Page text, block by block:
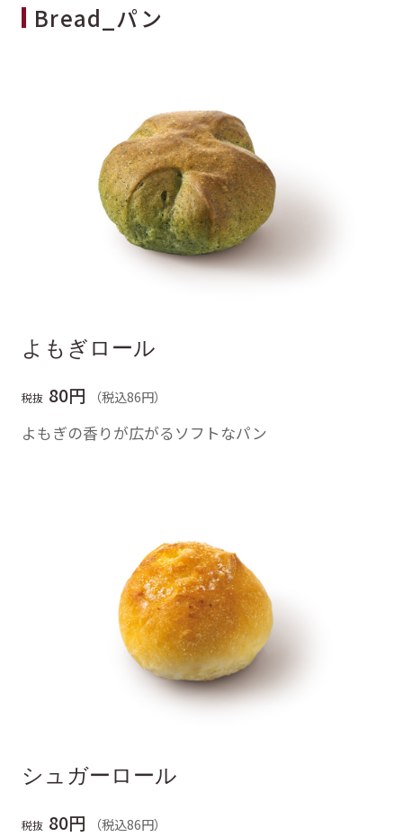
Bread_パン
よもぎロール
税抜 80円 （税込86円）
よもぎの香りが広がるソフトなパン
シュガーロール
税抜 80円 （税込86円）